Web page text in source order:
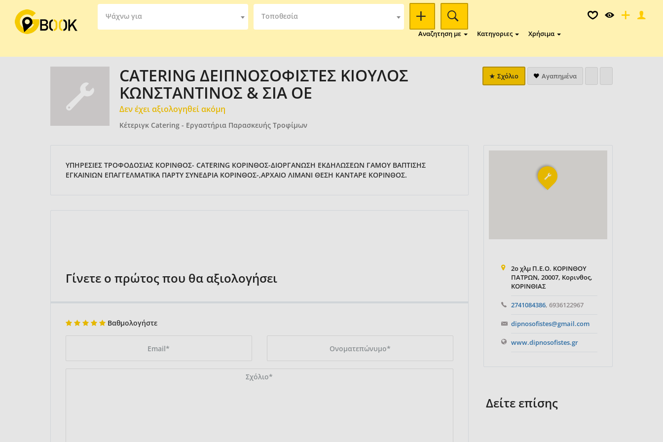
Ψάχνω για Τοποθεσία
Αναζητηση με Κατηγοριες Χρήσιμα
CATERING ΔΕΙΠΝΟΣΟΦΙΣΤΕΣ ΚΙΟΥΛΟΣ
ΚΩΝΣΤΑΝΤΙΝΟΣ & ΣΙΑ ΟΕ
Δεν έχει αξιολογηθεί ακόμη
Κέτεριγκ Catering - Εργαστήρια Παρασκευής Τροφίμων
Σχόλιο Αγαπημένα
ΥΠΗΡΕΣΙΕΣ ΤΡΟΦΟΔΟΣΙΑΣ ΚΟΡΙΝΘΟΣ- CATERING ΚΟΡΙΝΘΟΣ-ΔΙΟΡΓΑΝΩΣΗ ΕΚΔΗΛΩΣΕΩΝ ΓΑΜΟΥ ΒΑΠΤΙΣΗΣ
ΕΓΚΑΙΝΙΩΝ ΕΠΑΓΓΕΛΜΑΤΙΚΑ ΠΑΡΤΥ ΣΥΝΕΔΡΙΑ ΚΟΡΙΝΘΟΣ-,ΑΡΧΑΙΟ ΛΙΜΑΝΙ ΘΕΣΗ ΚΑΝΤΑΡΕ ΚΟΡΙΝΘΟΣ.
Γίνετε ο πρώτος που θα αξιολογήσει
Βαθμολογήστε
2ο χλμ Π.Ε.Ο. ΚΟΡΙΝΘΟΥ
ΠΑΤΡΩΝ, 20007, Κορινθος,
ΚΟΡΙΝΘΙΑΣ
2741084386, 6936122967
dipnosofistes@gmail.com
www.dipnosofistes.gr
Δείτε επίσης